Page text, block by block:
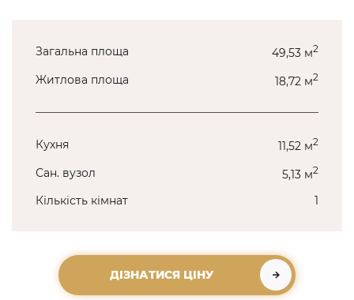
Загальна площа 49,53 м2
Житлова площа 18,72 м2
Кухня 11,52 м2
Сан. вузол 5,13 м2
Кількість кімнат 1
ДІЗНАТИСЯ ЦІНУ